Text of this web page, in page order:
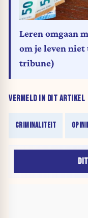
VERMELD IN DIT ARTIKEL
CRIMINALITEIT
Leren omgaan
om je leven
tribune)